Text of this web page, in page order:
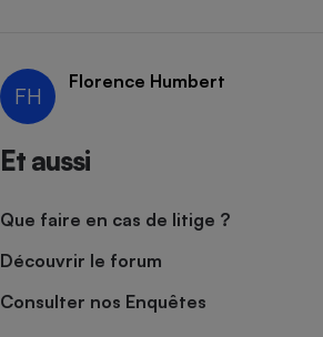
FH
Florence Humbert
Et aussi
Que faire en cas de litige ?
Découvrir le forum
Consulter nos Enquêtes